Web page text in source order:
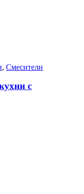
, Смесители
с